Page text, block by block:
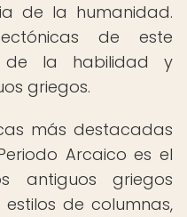
de la humanidad.
de este
de la habilidad y
griegos.
más destacadas
Arcaico es el
antiguos griegos
de columnas,